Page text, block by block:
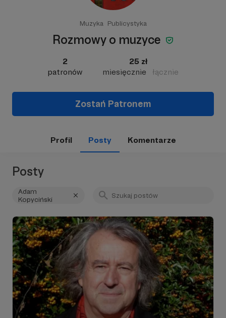
Muzyka Publicystyka
Rozmowy o muzyce
2
patronów
25 zł
miesięcznie
łącznie
Zostań Patronem
Profil Posty Komentarze
Posty
Adam
Kopyciński